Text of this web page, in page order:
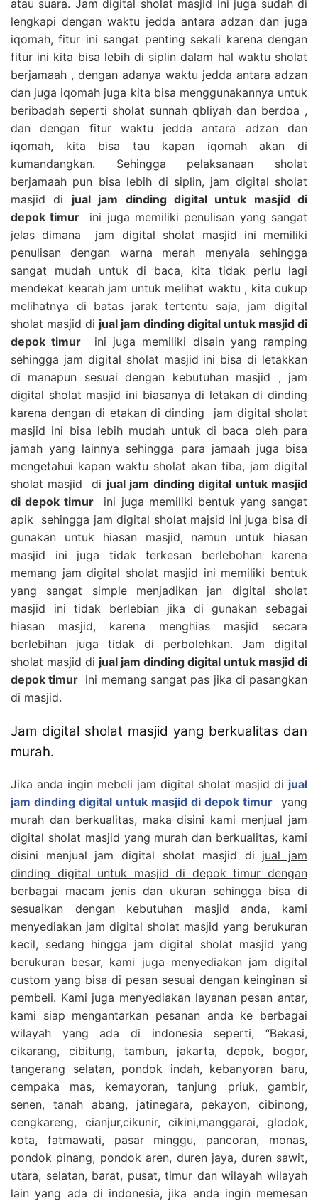
atau suara. Jam digital sholat masjid ini juga sudah di
lengkapi dengan waktu jedda antara adzan dan juga
iqomah, fitur ini sangat penting sekali karena dengan
fitur ini kita bisa lebih di siplin dalam hal waktu sholat
berjamaah , dengan adanya waktu jedda antara adzan
dan juga iqomah juga kita bisa menggunakannya untuk
beribadah seperti sholat sunnah qbliyah dan berdoa ,
dan dengan fitur waktu jedda antara adzan dan
iqomah, kita bisa tau kapan iqomah akan di
kumandangkan. Sehingga pelaksanaan sholat
berjamaah pun bisa lebih di siplin, jam digital sholat
masjid di jual jam dinding digital untuk masjid di
depok timur
ini juga memiliki penulisan yang sangat
jelas dimana jam digital sholat masjid ini memiliki
penulisan dengan warna merah menyala sehingga
sangat mudah untuk di baca, kita tidak perlu lagi
mendekat kearah jam untuk melihat waktu , kita cukup
melihatnya di batas jarak tertentu saja, jam digital
sholat masjid di jual jam dinding digital untuk masjid di
depok timur ini juga memiliki disain yang ramping
sehingga jam digital sholat masjid ini bisa di letakkan
di manapun sesuai dengan kebutuhan masjid , jam
digital sholat masjid ini biasanya di letakan di dinding
karena dengan di etakan di dinding jam digital sholat
masjid ini bisa lebih mudah untuk di baca oleh para
jamah yang lainnya sehingga para jamaah juga bisa
mengetahui kapan waktu sholat akan tiba, jam digital
sholat masjid di jual jam dinding digital untuk masjid
di depok timur ini juga memiliki bentuk yang sangat
apik sehingga jam digital sholat majsid ini juga bisa di
gunakan untuk hiasan masjid, namun untuk hiasan
masjid ini juga tidak terkesan berlebohan karena
memang jam digital sholat masjid ini memiliki bentuk
yang sangat simple menjadikan jan digital sholat
masjid ini tidak berlebian jika di gunakan sebagai
hiasan masjid, karena menghias masjid secara
berlebihan juga tidak di perbolehkan. Jam digital
sholat masjid di jual jam dinding digital untuk masjid di
depok timur ini memang sangat pas jika di pasangkan
di masjid.
Jam digital sholat masjid yang berkualitas dan
murah.
Jika anda ingin mebeli jam digital sholat masjid di jual
jam dinding digital untuk masjid di depok timur yang
murah dan berkualitas, maka disini kami menjual jam
digital sholat masjid yang murah dan berkualitas, kami
disini menjual jam digital sholat masjid di jual jam
dinding digital untuk masjid di depok timur dengan
berbagai macam jenis dan ukuran sehingga bisa di
sesuaikan dengan kebutuhan masjid anda, kami
menyediakan jam digital sholat masjid yang berukuran
kecil, sedang hingga jam digital sholat masjid yang
berukuran besar, kami juga menyediakan jam digital
custom yang bisa di pesan sesuai dengan keinginan si
pembeli. Kami juga menyediakan layanan pesan antar,
kami siap mengantarkan pesanan anda ke berbagai
wilayah yang ada di indonesia seperti, “Bekasi,
cikarang, cibitung, tambun, jakarta, depok, bogor,
tangerang selatan, pondok indah, kebanyoran baru,
cempaka mas, kemayoran, tanjung priuk, gambir,
senen, tanah abang, jatinegara, pekayon, cibinong,
cengkareng, cianjur,cikunir, cikini,manggarai, glodok,
kota, fatmawati, pasar minggu, pancoran, monas,
pondok pinang, pondok aren, duren jaya, duren sawit,
utara, selatan, barat, pusat, timur dan wilayah wilayah
lain yang ada di indonesia, jika anda ingin memesan